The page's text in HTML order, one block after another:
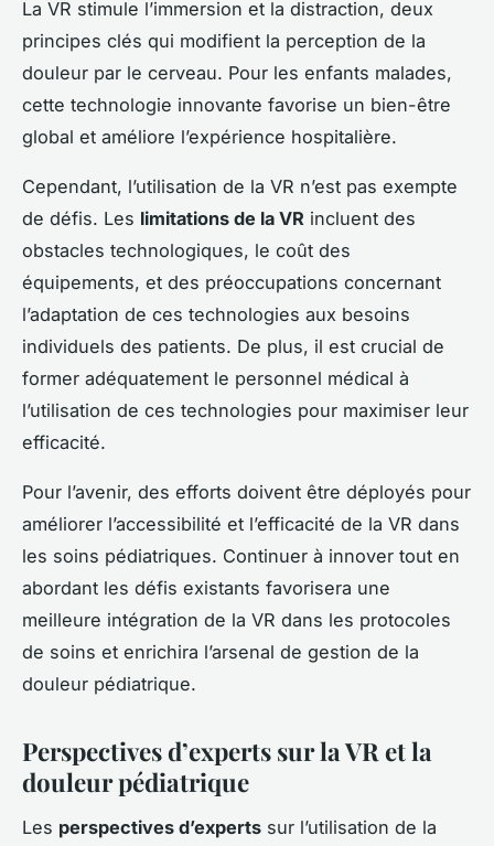
La VR stimule l’immersion et la distraction, deux
principes clés qui modifient la perception de la
douleur par le cerveau. Pour les enfants malades,
cette technologie innovante favorise un bien-être
global et améliore l’expérience hospitalière.
Cependant, l’utilisation de la VR n’est pas exempte
de défis. Les limitations de la VR incluent des
obstacles technologiques, le coût des
équipements, et des préoccupations concernant
l’adaptation de ces technologies aux besoins
individuels des patients. De plus, il est crucial de
former adéquatement le personnel médical à
l’utilisation de ces technologies pour maximiser leur
efficacité.
Pour l’avenir, des efforts doivent être déployés pour
améliorer l’accessibilité et l’efficacité de la VR dans
les soins pédiatriques. Continuer à innover tout en
abordant les défis existants favorisera une
meilleure intégration de la VR dans les protocoles
de soins et enrichira l’arsenal de gestion de la
douleur pédiatrique.
Perspectives d’experts sur la VR et la
douleur pédiatrique
Les perspectives d’experts sur l’utilisation de la